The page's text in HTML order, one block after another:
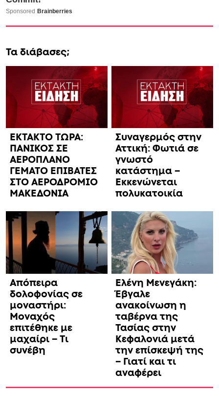
Τα διάβασες;
ΕΚΤΑΚΤΟ ΤΩΡΑ:
ΠΑΝΙΚΟΣ ΣΕ
ΑΕΡΟΠΛΑΝΟ
ΓΕΜΑΤΟ ΕΠΙΒΑΤΕΣ
ΣΤΟ ΑΕΡΟΔΡΟΜΙΟ
ΜΑΚΕΔΟΝΙΑ
Συναγερμός στην
Αττική: Φωτιά σε
γνωστό
κατάστημα –
Εκκενώνεται
πολυκατοικία
Απόπειρα
δολοφονίας σε
μοναστήρι:
Μοναχός
επιτέθηκε με
μαχαίρι – Τι
συνέβη
Ελένη Μενεγάκη:
Έβγαλε
ανακοίνωση η
ταβέρνα της
Τασίας στην
Κεφαλονιά μετά
την επίσκεψή της
– Γιατί και τι
αναφέρει